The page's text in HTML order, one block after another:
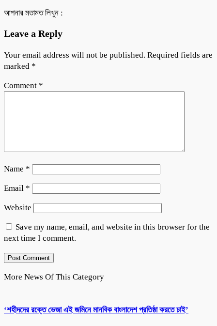
আপনার মতামত লিখুন :
Leave a Reply
Your email address will not be published. Required fields are
marked *
Comment *
Name *
Email *
Website
Save my name, email, and website in this browser for the
next time I comment.
More News Of This Category
‘শহীদদের রক্তে ভেজা এই জমিনে মানবিক বাংলাদেশ প্রতিষ্ঠা করতে চাই’